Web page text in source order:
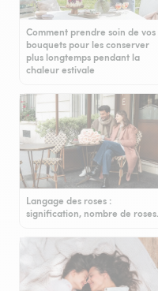
Comment prendre soin de vos
bouquets pour les conserver
plus longtemps pendant la
chaleur estivale
Langage des roses :
signification, nombre de